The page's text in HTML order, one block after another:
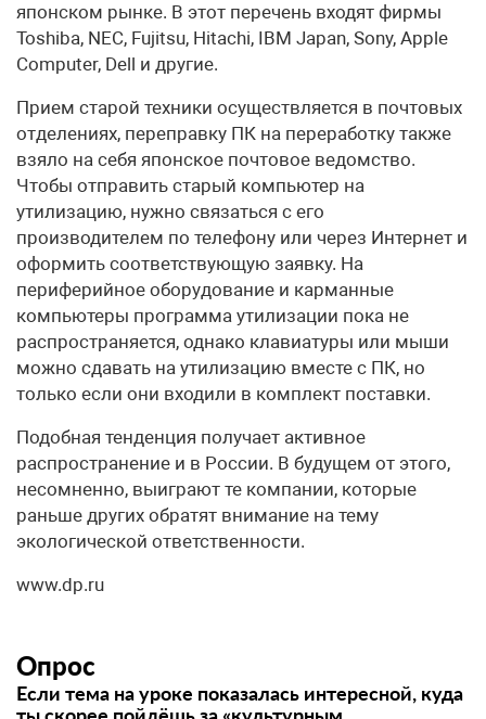
японском рынке. В этот перечень входят фирмы
Toshiba, NEC, Fujitsu, Hitachi, IBM Japan, Sony, Apple
Computer, Dell и другие.
Прием старой техники осуществляется в почтовых
отделениях, переправку ПК на переработку также
взяло на себя японское почтовое ведомство.
Чтобы отправить старый компьютер на
утилизацию, нужно связаться с его
производителем по телефону или через Интернет и
оформить соответствующую заявку. На
периферийное оборудование и карманные
компьютеры программа утилизации пока не
распространяется, однако клавиатуры или мыши
можно сдавать на утилизацию вместе с ПК, но
только если они входили в комплект поставки.
Подобная тенденция получает активное
распространение и в России. В будущем от этого,
несомненно, выиграют те компании, которые
раньше других обратят внимание на тему
экологической ответственности.
www.dp.ru
Опрос
Если тема на уроке показалась интересной, куда